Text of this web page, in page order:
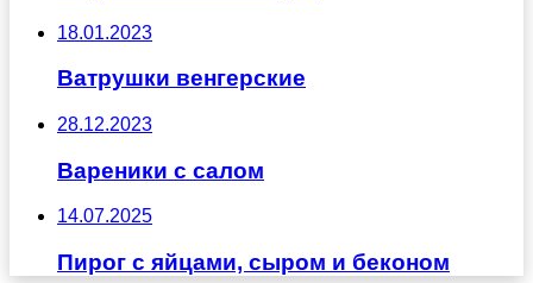
18.01.2023
Ватрушки венгерские
28.12.2023
Вареники с салом
14.07.2025
Пирог с яйцами, сыром и беконом